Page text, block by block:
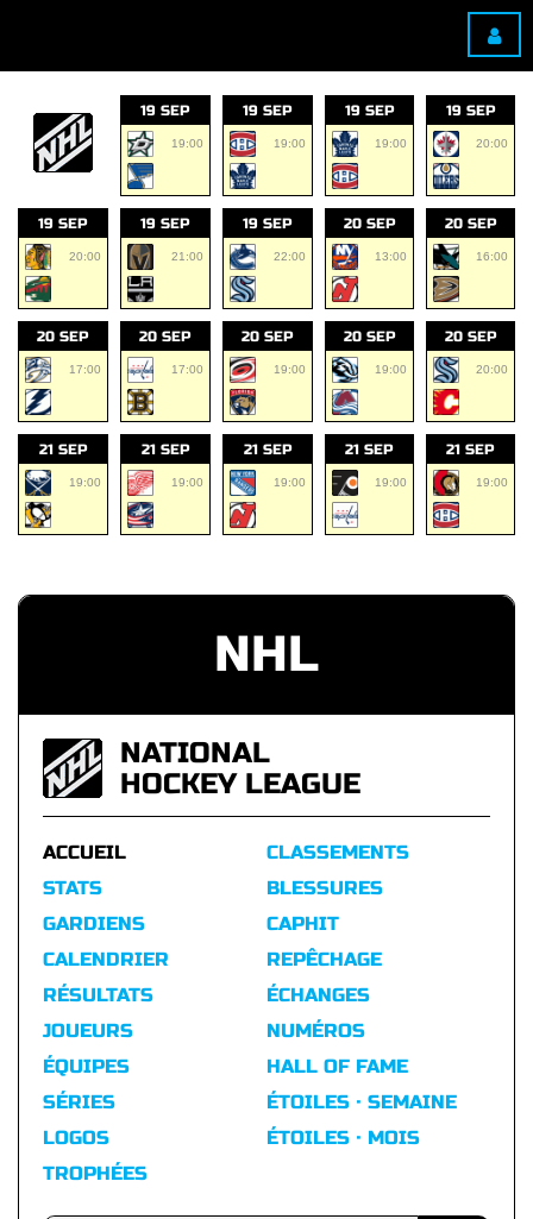
19 SEP
19:00
19 SEP
19:00
19 SEP
19:00
19 SEP
20:00
19 SEP
20:00
19 SEP
21:00
19 SEP
22:00
20 SEP
13:00
20 SEP
16:00
20 SEP
17:00
20 SEP
17:00
20 SEP
19:00
20 SEP
19:00
20 SEP
20:00
21 SEP
19:00
21 SEP
19:00
21 SEP
19:00
21 SEP
19:00
21 SEP
19:00
NHL
NATIONAL
HOCKEY LEAGUE
ACCUEIL
STATS
GARDIENS
CALENDRIER
RÉSULTATS
CLASSEMENTS
BLESSURES
CAPHIT
REPÊCHAGE
ÉCHANGES
JOUEURS
ÉQUIPES
SÉRIES
LOGOS
TROPHÉES
NUMÉROS
HALL OF FAME
ÉTOILES · SEMAINE
ÉTOILES · MOIS